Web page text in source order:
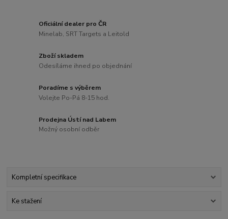
Oficiální dealer pro ČR
Minelab, SRT Targets a Leitold
Zboží skladem
Odesíláme ihned po objednání
Poradíme s výběrem
Volejte Po-Pá 8-15 hod.
Prodejna Ústí nad Labem
Možný osobní odběr
Kompletní specifikace
Ke stažení